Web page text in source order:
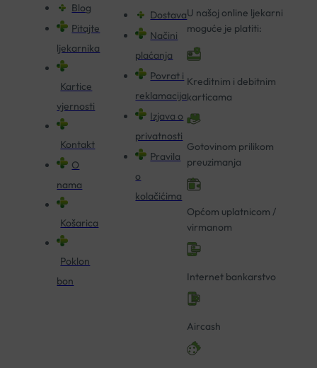
Blog
Pitajte
ljekarnika
Kartice
vjernosti
Kontakt
O
nama
Košarica
Poklon
bon
Dostava
Načini
plaćanja
Povrat i
reklamacija
Izjava o
privatnosti
Pravila
o
kolačićima
U našoj online ljekarni
moguće je platiti:
Kreditnim i debitnim
karticama
Gotovinom prilikom
preuzimanja
Općom uplatnicom /
virmanom
Internet bankarstvo
Aircash